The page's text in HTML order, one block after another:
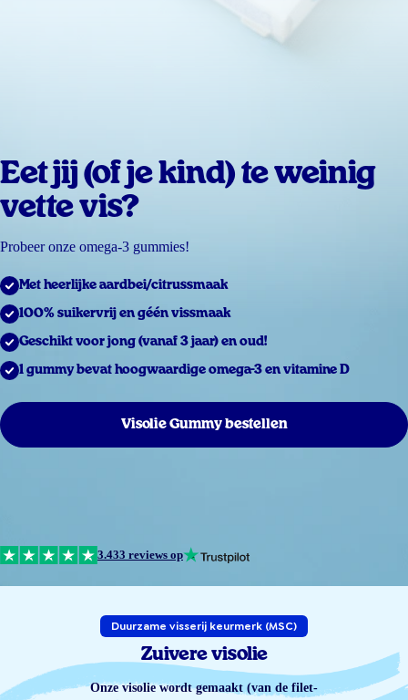
Eet jij (of je kind) te weinig
vette vis?
Probeer onze omega-3 gummies!
Met heerlijke aardbei/citrussmaak
100% suikervrij en géén vissmaak
Geschikt voor jong (vanaf 3 jaar) en oud!
1 gummy bevat hoogwaardige omega-3 en vitamine D
Visolie Gummy bestellen
3.433 reviews op
Duurzame visserij keurmerk (MSC)
Zuivere visolie
Onze visolie wordt gemaakt (van de filet-